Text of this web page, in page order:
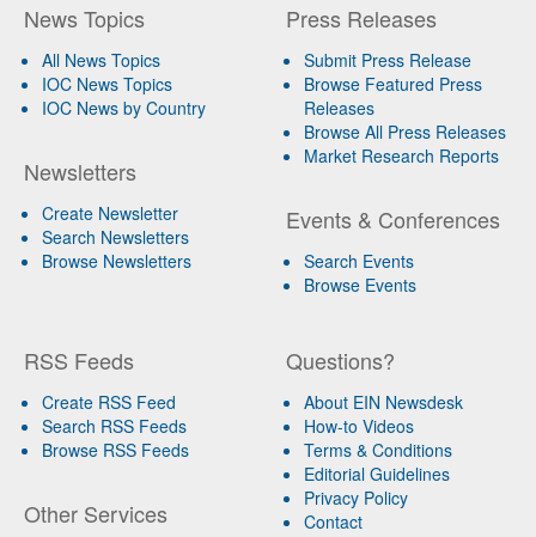
News Topics
All News Topics
IOC News Topics
IOC News by Country
Newsletters
Create Newsletter
Search Newsletters
Browse Newsletters
Press Releases
Submit Press Release
Browse Featured Press
Releases
Browse All Press Releases
Market Research Reports
Events & Conferences
Search Events
Browse Events
RSS Feeds
Create RSS Feed
Search RSS Feeds
Browse RSS Feeds
Other Services
Questions?
About EIN Newsdesk
How-to Videos
Terms & Conditions
Editorial Guidelines
Privacy Policy
Contact